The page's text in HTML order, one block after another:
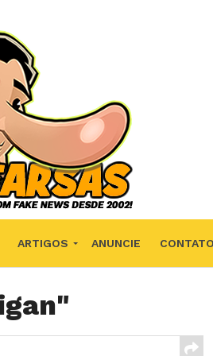
ARTIGOS ANUNCIE CONTATO